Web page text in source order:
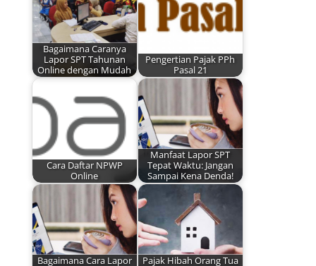
Bagaimana Caranya
Lapor SPT Tahunan
Online dengan Mudah
Pengertian Pajak PPh
Pasal 21
Cara Daftar NPWP
Online
Manfaat Lapor SPT
Tepat Waktu: Jangan
Sampai Kena Denda!
Bagaimana Cara Lapor
Pajak Hibah Orang Tua